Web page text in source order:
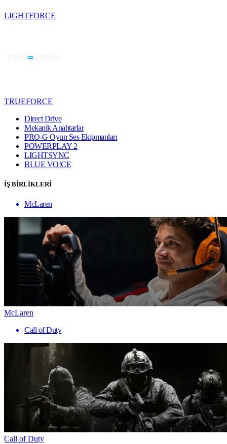
LIGHTFORCE
TRUEFORCE
Direct Drive
Mekanik Anahtarlar
PRO-G Oyun Ses Ekipmanları
POWERPLAY 2
LIGHTSYNC
BLUE VO!CE
İŞ BİRLİKLERİ
McLaren
McLaren
Call of Duty
Call of Duty